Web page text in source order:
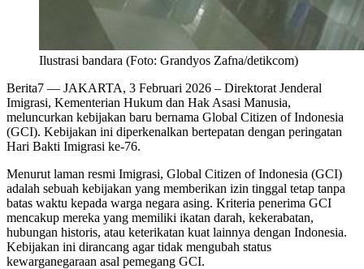
Ilustrasi bandara (Foto: Grandyos Zafna/detikcom)
Berita7 — JAKARTA, 3 Februari 2026 – Direktorat Jenderal
Imigrasi, Kementerian Hukum dan Hak Asasi Manusia,
meluncurkan kebijakan baru bernama Global Citizen of Indonesia
(GCI). Kebijakan ini diperkenalkan bertepatan dengan peringatan
Hari Bakti Imigrasi ke-76.
Menurut laman resmi Imigrasi, Global Citizen of Indonesia (GCI)
adalah sebuah kebijakan yang memberikan izin tinggal tetap tanpa
batas waktu kepada warga negara asing. Kriteria penerima GCI
mencakup mereka yang memiliki ikatan darah, kekerabatan,
hubungan historis, atau keterikatan kuat lainnya dengan Indonesia.
Kebijakan ini dirancang agar tidak mengubah status
kewarganegaraan asal pemegang GCI.